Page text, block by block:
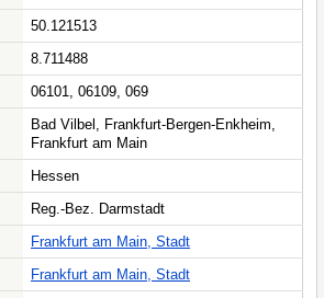
50.121513
8.711488
06101, 06109, 069
Bad Vilbel, Frankfurt-Bergen-Enkheim,
Frankfurt am Main
Hessen
Reg.-Bez. Darmstadt
Frankfurt am Main, Stadt
Frankfurt am Main, Stadt